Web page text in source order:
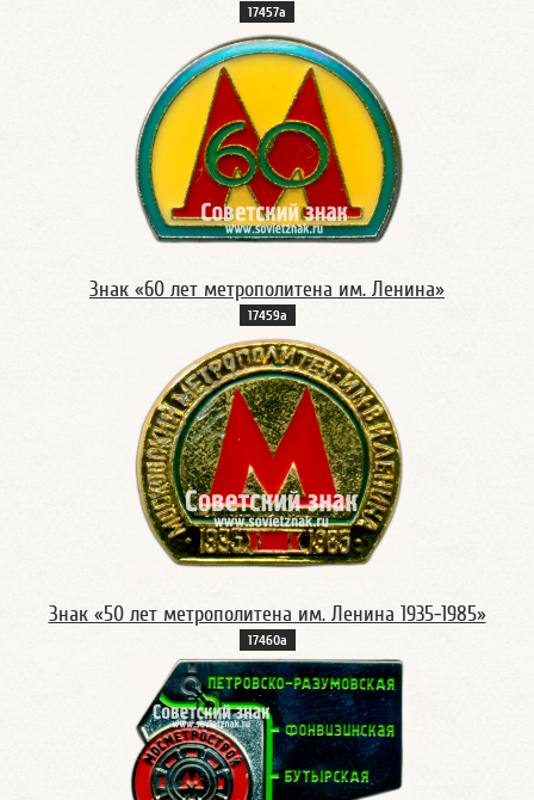
17457а
Знак «60 лет метрополитена им. Ленина»
17459а
Знак «50 лет метрополитена им. Ленина 1935-1985»
17460а